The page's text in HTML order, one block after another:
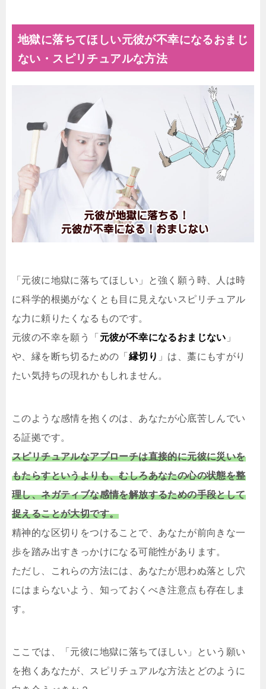
地獄に落ちてほしい元彼が不幸になるおまじ
ない・スピリチュアルな方法
「元彼に地獄に落ちてほしい」と強く願う時、人は時
に科学的根拠がなくとも目に見えないスピリチュアル
な力に頼りたくなるものです。
元彼の不幸を願う「 元彼が不幸になるおまじない 」
や、縁を断ち切るための「 縁切り 」は、藁にもすがり
たい気持ちの現れかもしれません。
このような感情を抱くのは、あなたが心底苦しんでい
る証拠です。
スピリチュアルなアプローチは直接的に元彼に災いを
もたらすというよりも、むしろあなたの心の状態を整
理し、ネガティブな感情を解放するための手段として
捉えることが大切です。
精神的な区切りをつけることで、あなたが前向きな一
歩を踏み出すきっかけになる可能性があります。
ただし、これらの方法には、あなたが思わぬ落とし穴
にはまらないよう、知っておくべき注意点も存在しま
す。
ここでは、「元彼に地獄に落ちてほしい」という願い
を抱くあなたが、スピリチュアルな方法とどのように